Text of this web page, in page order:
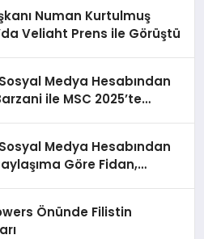
Numan Kurtulmuş
Veliaht Prens ile Görüştü
Medya Hesabından
ile MSC 2025’te
Medya Hesabından
Göre Fidan,
Önünde Filistin